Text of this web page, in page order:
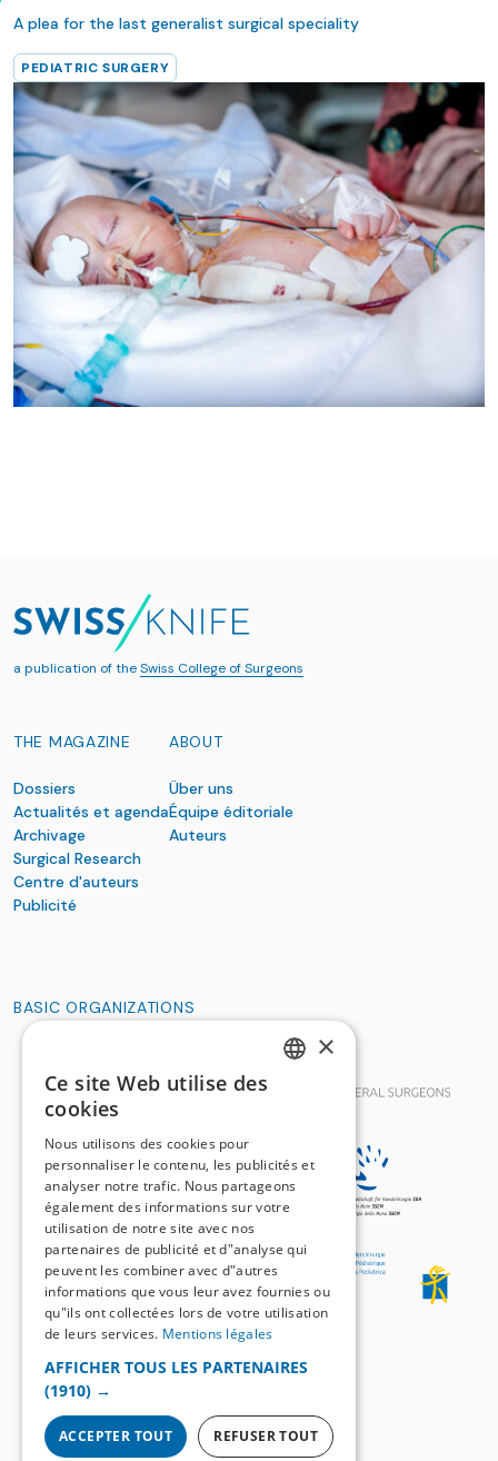
A plea for the last generalist surgical speciality
PEDIATRIC SURGERY
a publication of theSwiss College of Surgeons
THE MAGAZINE
Dossiers
Actualités et agenda
Archivage
Surgical Research
Centre d'auteurs
Publicité
ABOUT
Über uns
Équipe éditoriale
Auteurs
BASIC ORGANIZATIONS
×
Ce site Web utilise des
cookies
Nous utilisons des cookies pour
personnaliser le contenu, les publicités et
analyser notre trafic. Nous partageons
également des informations sur votre
utilisation de notre site avec nos
partenaires de publicité et d"analyse qui
peuvent les combiner avec d"autres
informations que vous leur avez fournies ou
qu"ils ont collectées lors de votre utilisation
de leurs services. Mentions légales
AFFICHER TOUS LES PARTENAIRES
(1910) →
ACCEPTER TOUT REFUSER TOUT